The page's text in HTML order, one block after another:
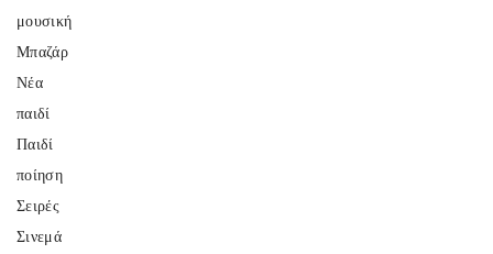
μουσική
Μπαζάρ
Νέα
παιδί
Παιδί
ποίηση
Σειρές
Σινεμά